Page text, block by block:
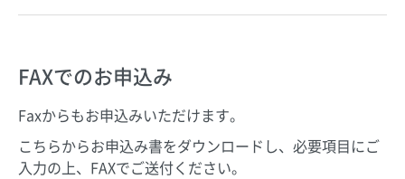
FAXでのお申込み
Faxからもお申込みいただけます。
こちらからお申込み書をダウンロードし、必要項目にご
入力の上、FAXでご送付ください。